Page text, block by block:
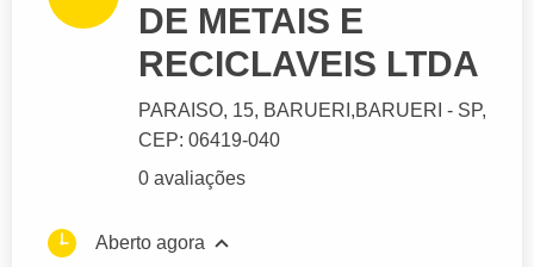
DE METAIS E
RECICLAVEIS LTDA
PARAISO, 15, BARUERI,BARUERI - SP,
CEP: 06419-040
0 avaliações
Aberto agora